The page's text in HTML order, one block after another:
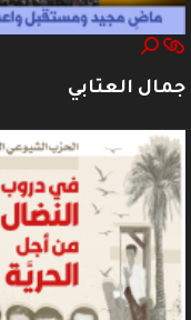
جمال العتابي